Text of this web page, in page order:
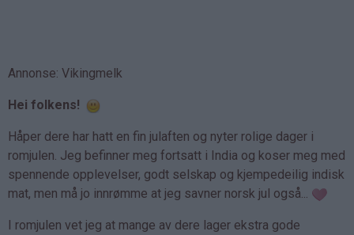
Annonse: Vikingmelk
Hei folkens!
Håper dere har hatt en fin julaften og nyter rolige dager i
romjulen. Jeg befinner meg fortsatt i India og koser meg med
spennende opplevelser, godt selskap og kjempedeilig indisk
mat, men må jo innrømme at jeg savner norsk jul også...
I romjulen vet jeg at mange av dere lager ekstra gode